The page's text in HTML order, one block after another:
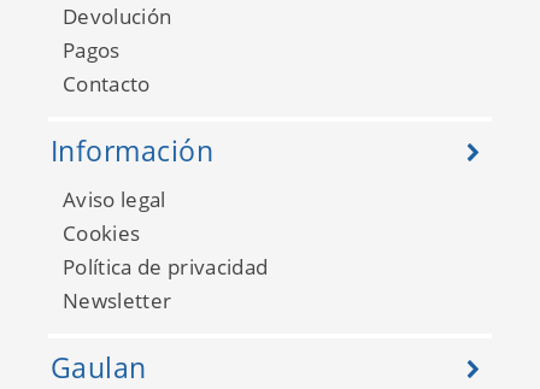
Alice et Paul 28174217
Devolución
Pagos
Contacto
Información
Aviso legal
Cookies
Política de privacidad
Newsletter
Gaulan